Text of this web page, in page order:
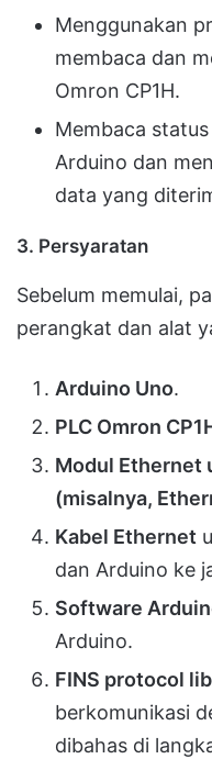
Menggunakan
membaca dan
Omron CP1H.
Membaca
Arduino dan
data yang
3. Persyaratan
Sebelum memulai,
perangkat dan alat
Arduino Uno.
PLC Omron
Modul Ethernet
(misalnya,
Kabel Ethernet
dan Arduino ke
Software
Arduino.
FINS protocol
berkomunikasi
dibahas di